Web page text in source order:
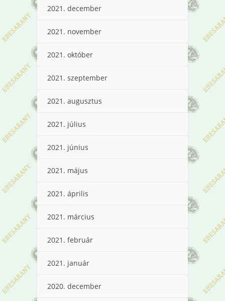
2021. december
2021. november
2021. október
2021. szeptember
2021. augusztus
2021. július
2021. június
2021. május
2021. április
2021. március
2021. február
2021. január
2020. december